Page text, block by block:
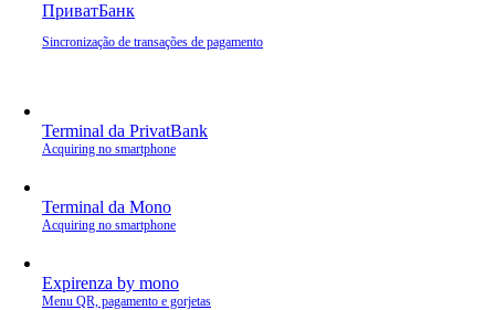
ПриватБанк
Sincronização de transações de pagamento
Terminal da PrivatBank
Acquiring no smartphone
Terminal da Mono
Acquiring no smartphone
Expirenza by mono
Menu QR, pagamento e gorjetas